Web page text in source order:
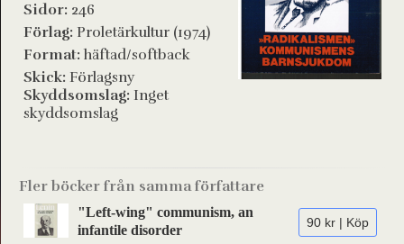
Sidor: 246
Förlag: Proletärkultur (1974)
Format: häftad/softback
Skick: Förlagsny
Skyddsomslag: Inget
skyddsomslag
Fler böcker från samma författare
90 kr | Köp
"Left-wing" communism, an
infantile disorder